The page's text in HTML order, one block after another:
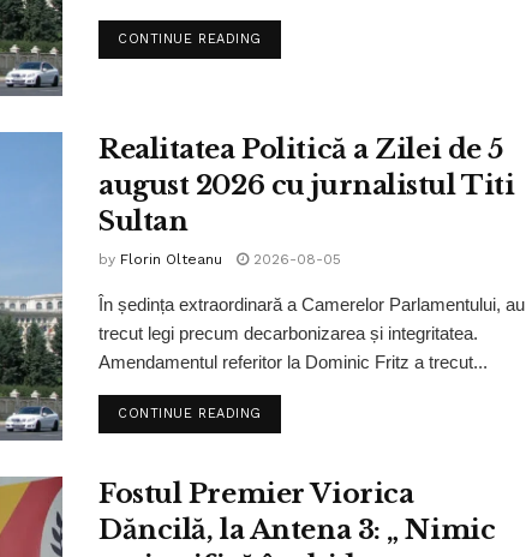
CONTINUE READING
Realitatea Politică a Zilei de 5
august 2026 cu jurnalistul Titi
Sultan
by Florin Olteanu 2026-08-05
În ședința extraordinară a Camerelor Parlamentului, au
trecut legi precum decarbonizarea și integritatea.
Amendamentul referitor la Dominic Fritz a trecut...
CONTINUE READING
Fostul Premier Viorica
Dăncilă, la Antena 3: „ Nimic